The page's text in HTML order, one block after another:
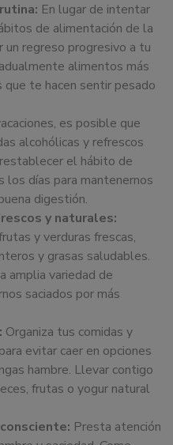
En lugar de intentar
de alimentación de la
un regreso progresivo a tu
alimentos más
te hacen sentir pesado
es posible que
alcohólicas y refrescos
el hábito de
los días para mantenernos
digestión.
y naturales:
y verduras frescas,
y grasas saludables.
amplia variedad de
saciados por más
Organiza tus comidas y
evitar caer en opciones
hambre. Llevar contigo
frutas o yogur natural
Presta atención